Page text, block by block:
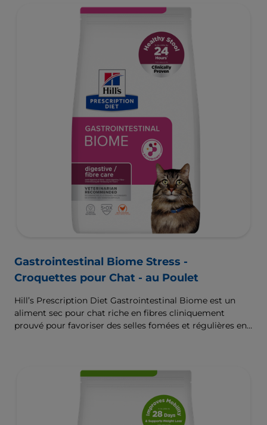
Gastrointestinal Biome Stress -
Croquettes pour Chat - au Poulet
Hill’s Prescription Diet Gastrointestinal Biome est un
aliment sec pour chat riche en fibres cliniquement
prouvé pour favoriser des selles fomées et régulières en
intestinal et aider à prendre en charge les troubles